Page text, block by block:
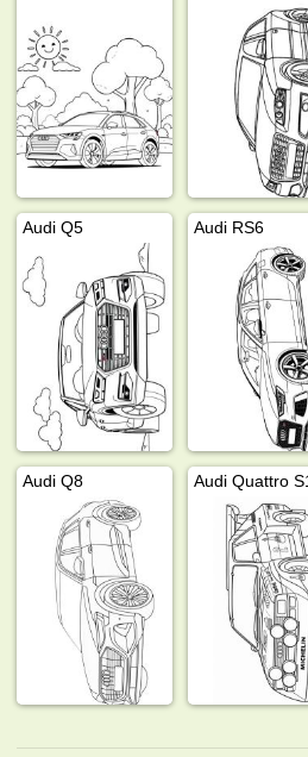
Audi Q5 Audi RS6
Audi Q8 Audi Quattro